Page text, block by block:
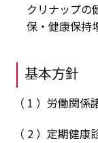
クリナップの
保・健康保持
基本方針
労働関係
定期健康